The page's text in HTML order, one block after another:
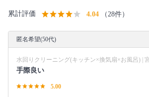
累計評価 4.04 （28件）
匿名希望(50代)
水回りクリーニング(キッチン×換気扇×お風呂) |
手際良い
5.00